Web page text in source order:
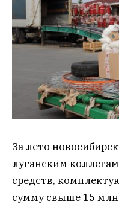
За лето
луганским
средств,
сумму свыше 15 млн